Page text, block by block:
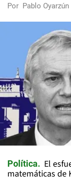
Por Pablo Oyarzún
Política
El
matemáticas de